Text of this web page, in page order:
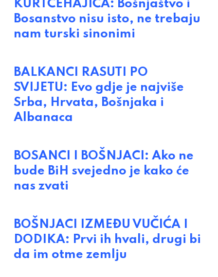
KURTĆEHAJIĆA: Bošnjaštvo i
Bosanstvo nisu isto, ne trebaju
nam turski sinonimi
BALKANCI RASUTI PO
SVIJETU: Evo gdje je najviše
Srba, Hrvata, Bošnjaka i
Albanaca
BOSANCI I BOŠNJACI: Ako ne
bude BiH svejedno je kako će
nas zvati
BOŠNJACI IZMEĐU VUČIĆA I
DODIKA: Prvi ih hvali, drugi bi
da im otme zemlju